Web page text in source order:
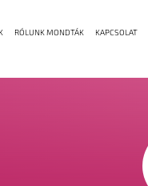
RÓLUNK MONDTÁK KAPCSOLAT